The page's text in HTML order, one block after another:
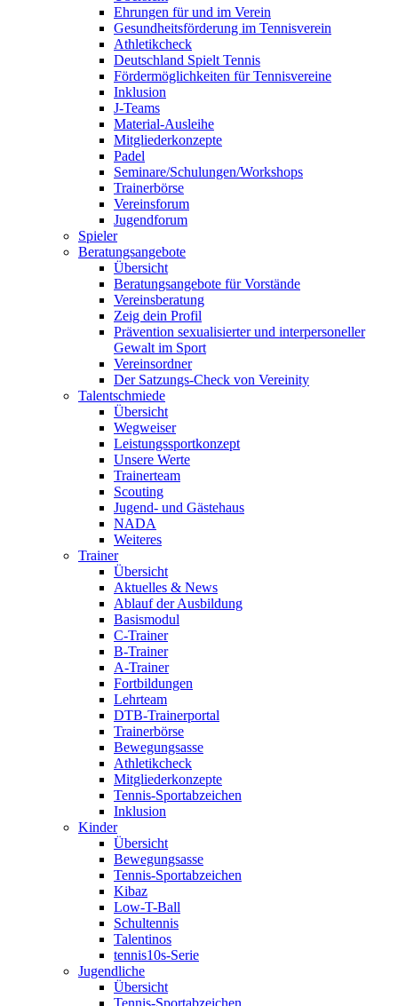
Ehrungen für und im Verein
Gesundheitsförderung im Tennisverein
Athletikcheck
Deutschland Spielt Tennis
Fördermöglichkeiten für Tennisvereine
Inklusion
J-Teams
Material-Ausleihe
Mitgliederkonzepte
Padel
Seminare/Schulungen/Workshops
Trainerbörse
Vereinsforum
Jugendforum
Spieler
Beratungsangebote
Übersicht
Beratungsangebote für Vorstände
Vereinsberatung
Zeig dein Profil
Prävention sexualisierter und interpersoneller
Gewalt im Sport
Vereinsordner
Der Satzungs-Check von Vereinity
Talentschmiede
Übersicht
Wegweiser
Leistungssportkonzept
Unsere Werte
Trainerteam
Scouting
Jugend- und Gästehaus
NADA
Weiteres
Trainer
Übersicht
Aktuelles & News
Ablauf der Ausbildung
Basismodul
C-Trainer
B-Trainer
A-Trainer
Fortbildungen
Lehrteam
DTB-Trainerportal
Trainerbörse
Bewegungsasse
Athletikcheck
Mitgliederkonzepte
Tennis-Sportabzeichen
Inklusion
Kinder
Übersicht
Bewegungsasse
Tennis-Sportabzeichen
Kibaz
Low-T-Ball
Schultennis
Talentinos
tennis10s-Serie
Jugendliche
Übersicht
Tennis-Sportabzeichen